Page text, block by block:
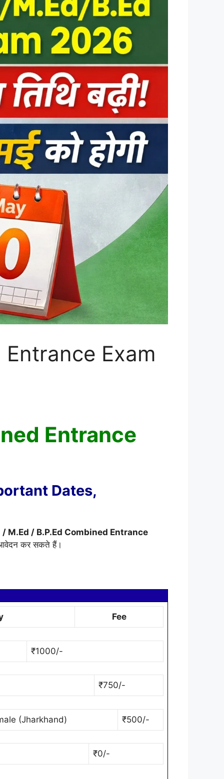
Exam
Entrance
Dates,
/ M.Ed / B.P.Ed Combined Entrance
आवेदन कर सकते हैं।
Fee
₹1000/-
₹750/-
(Jharkhand) ₹500/-
₹0/-